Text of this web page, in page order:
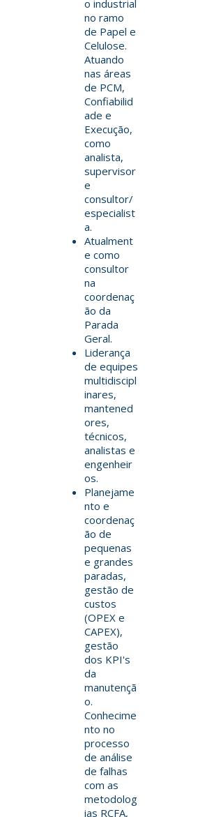
o industrial
no ramo
de Papel e
Celulose.
Atuando
nas áreas
de PCM,
Confiabilid
ade e
Execução,
como
analista,
supervisor
e
consultor/
especialist
a.
Atualment
e como
consultor
na
coordenaç
ão da
Parada
Geral.
Liderança
de equipes
multidiscipl
inares,
mantened
ores,
técnicos,
analistas e
engenheir
os.
Planejame
nto e
coordenaç
ão de
pequenas
e grandes
paradas,
gestão de
custos
(OPEX e
CAPEX),
gestão
dos KPI's
da
manutençã
o.
Conhecime
nto no
processo
de análise
de falhas
com as
metodolog
ias RCFA,